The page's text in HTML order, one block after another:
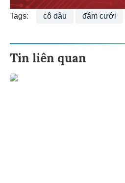
Tags: cô dâu đám cưới
Tin liên quan